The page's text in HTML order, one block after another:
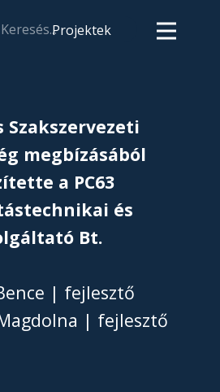
Projektek
Szakszervezeti
megbízásából
a PC63
és
Bt.
| fejlesztő
| fejlesztő